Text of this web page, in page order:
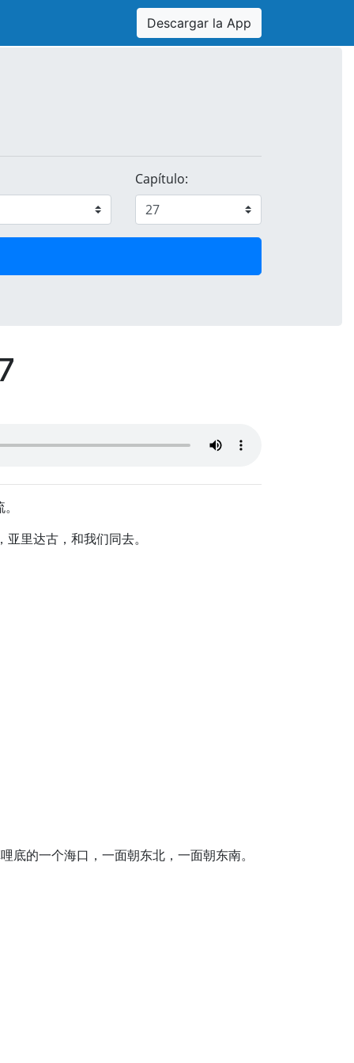
Descargar la App
Capítulo:
里达古，和我们同去。
的一个海口，一面朝东北，一面朝东南。